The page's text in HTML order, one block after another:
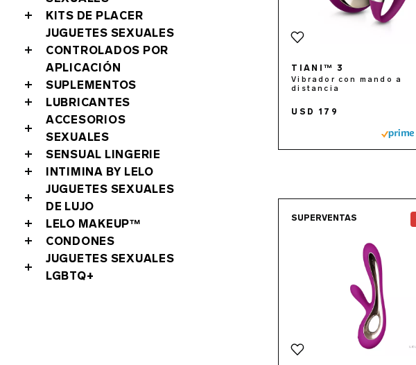
KITS DE PLACER
JUGUETES SEXUALES
CONTROLADOS POR
APLICACIÓN
SUPLEMENTOS
LUBRICANTES
ACCESORIOS
SEXUALES
SENSUAL LINGERIE
INTIMINA BY LELO
JUGUETES SEXUALES
DE LUJO
LELO MAKEUP™
CONDONES
JUGUETES SEXUALES
LGBTQ+
TIANI™ 3
Vibrador con mando a
distancia
USD 179
SUPERVENTAS